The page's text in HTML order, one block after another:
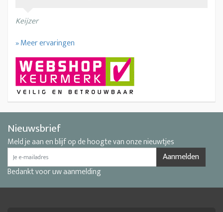
Keijzer
» Meer ervaringen
Nieuwsbrief
Meld je aan en blijf op de hoogte van onze nieuwtjes
Aanmelden
Bedankt voor uw aanmelding